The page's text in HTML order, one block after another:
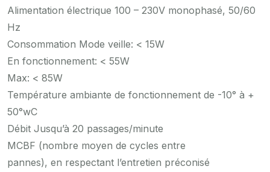
Alimentation électrique 100 – 230V monophasé, 50/60
Hz
Consommation Mode veille: < 15W
En fonctionnement: < 55W
Max: < 85W
Température ambiante de fonctionnement de -10° à +
50°wC
Débit Jusqu’à 20 passages/minute
MCBF (nombre moyen de cycles entre
pannes), en respectant l’entretien préconisé